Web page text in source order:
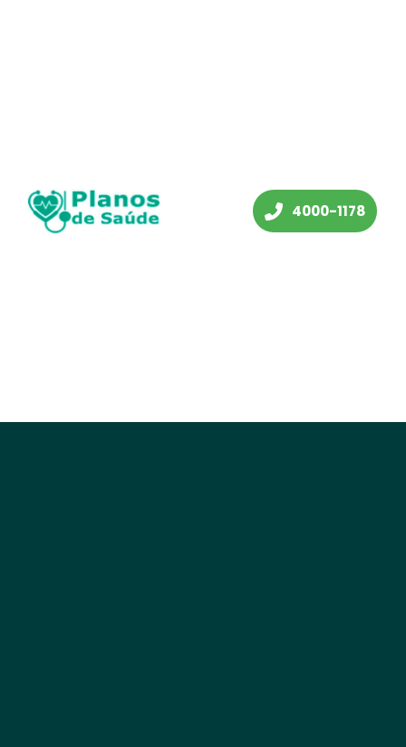
4000-1178